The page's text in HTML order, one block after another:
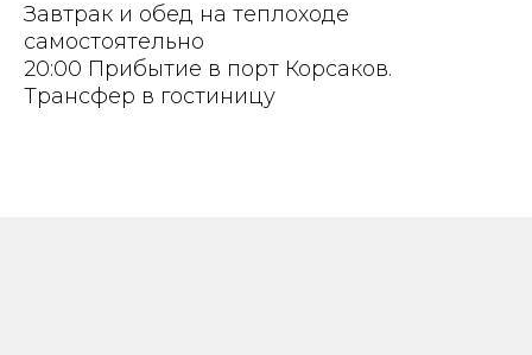
Завтрак и обед на теплоходе
самостоятельно
20:00 Прибытие в порт Корсаков.
Трансфер в гостиницу